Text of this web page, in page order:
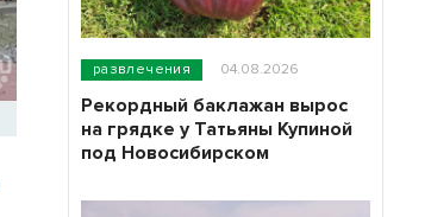
развлечения 04.08.2026
Рекордный баклажан вырос
на грядке у Татьяны Купиной
под Новосибирском